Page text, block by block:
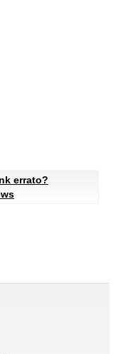
errato?